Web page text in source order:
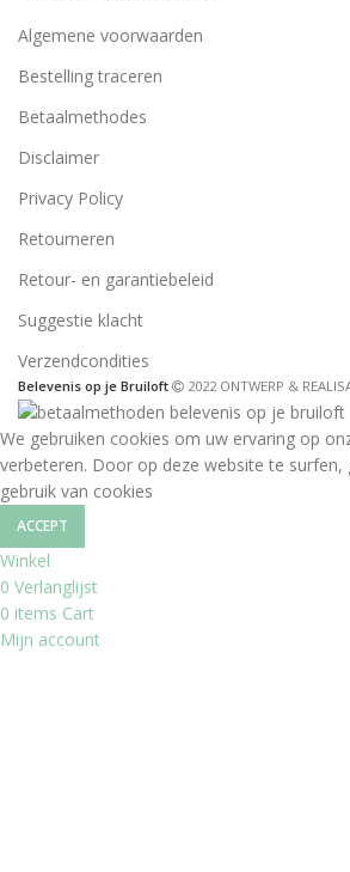
Algemene voorwaarden
Bestelling traceren
Betaalmethodes
Disclaimer
Privacy Policy
Retourneren
Retour- en garantiebeleid
Suggestie klacht
Verzendcondities
Belevenis op je Bruiloft 2022 ONTWERP &
We gebruiken cookies om uw ervaring op
verbeteren. Door op deze website te
gebruik van cookies
ACCEPT
Winkel
0 Verlanglijst
0 items Cart
Mijn account